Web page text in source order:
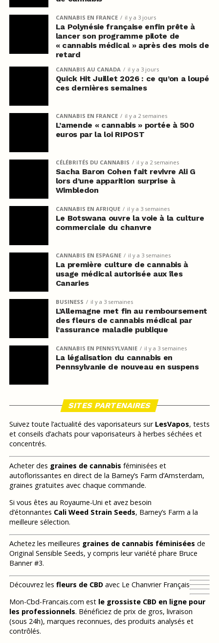
CANNABIS EN FRANCE il y a 3 jours
La Polynésie française enfin prête à
lancer son programme pilote de
« cannabis médical » après des mois de
retard
CANNABIS AU CANADA il y a 3 jours
Quick Hit Juillet 2026 : ce qu’on a loupé
ces dernières semaines
CANNABIS EN FRANCE il y a 2 semaines
L’amende « cannabis » portée à 500
euros par la loi RIPOST
CÉLÉBRITÉS DU CANNABIS il y a 2 semaines
Sacha Baron Cohen fait revivre Ali G
lors d’une apparition surprise à
Wimbledon
CANNABIS EN AFRIQUE il y a 3 semaines
Le Botswana ouvre la voie à la culture
commerciale du chanvre
CANNABIS EN ESPAGNE il y a 3 semaines
La première culture de cannabis à
usage médical autorisée aux îles
Canaries
BUSINESS il y a 3 semaines
L’Allemagne met fin au remboursement
des fleurs de cannabis médical par
l’assurance maladie publique
CANNABIS EN PENNSYLVANIE il y a 3 semaines
La légalisation du cannabis en
Pennsylvanie de nouveau en suspens
SITES PARTENAIRES
Suivez toute l’actualité des vaporisateurs sur LesVapos, tests
et conseils d’achats pour vaporisateurs à herbes séchées et
concentrés.
Acheter des graines de cannabis féminisées et
autoflorissantes en direct de la Barney’s Farm d’Amsterdam,
graines gratuites avec chaque commande.
Si vous êtes au Royaume-Uni et avez besoin
d’étonnantes Cali Weed Strain Seeds, Barney’s Farm a la
meilleure sélection.
Achetez les meilleures graines de cannabis féminisées de
Original Sensible Seeds, y compris leur variété phare Bruce
Banner #3.
Découvrez les fleurs de CBDavec Le Chanvrier Français
Mon-Cbd-Francais.com est le grossiste CBD en ligne pour
les professionnels. Bénéficiez de prix de gros, livraison
(sous 24h), marques reconnues, des produits analysés et
contrôlés.